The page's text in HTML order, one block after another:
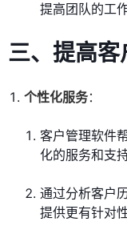
提高团队的工
三、提高
个性化服务：
客户管理软件
化的服务和支
通过分析客户
提供更有针对